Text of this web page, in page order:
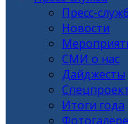
Пресс-
Новости
СМИ о нас
Дайджесты
Итоги года